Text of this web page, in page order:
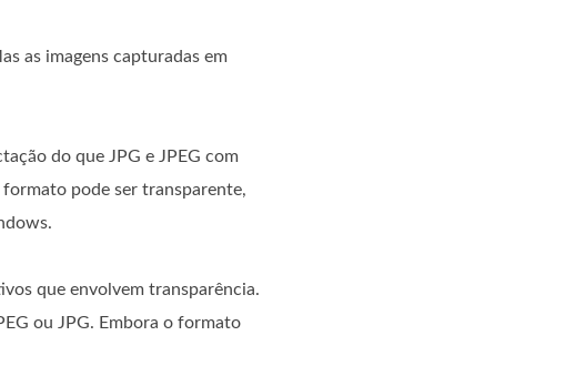
as imagens capturadas em
do que JPG e JPEG com
formato pode ser transparente,
que envolvem transparência.
ou JPG. Embora o formato